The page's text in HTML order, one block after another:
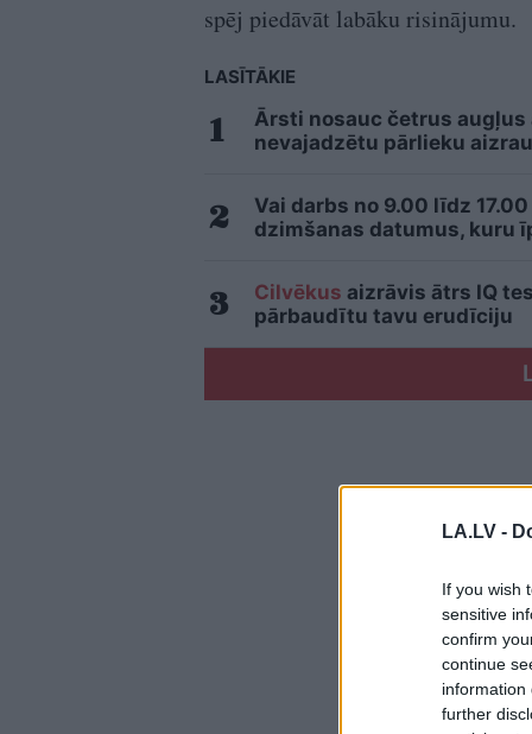
LA.LV -
If you wish
sensitive
confirm
continue
information
further
spēj piedāvāt labāku risinājumu.
LASĪTĀKIE
Ārsti nosauc četrus augļus
nevajadzētu pārlieku
Vai darbs no 9.00 līdz
dzimšanas datumus, kuru
Cilvēkus aizrāvis ātrs IQ
pārbaudītu tavu erudīciju